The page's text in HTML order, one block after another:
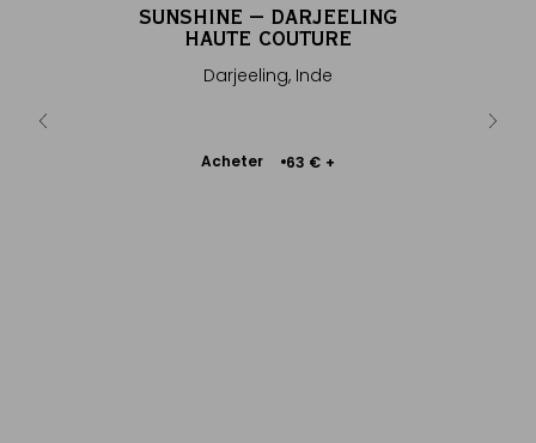
SUNSHINE – DARJEELING
HAUTE COUTURE
Darjeeling, Inde
Acheter 63 € +
Ajouter